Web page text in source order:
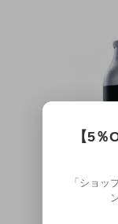
【5
「ショッ